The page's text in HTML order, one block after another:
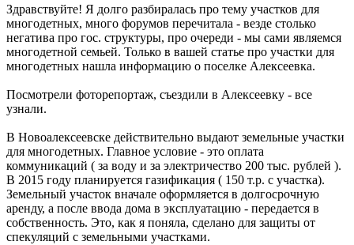
Здравствуйте! Я долго разбиралась про тему участков для
многодетных, много форумов перечитала - везде столько
негатива про гос. структуры, про очереди - мы сами являемся
многодетной семьей. Только в вашей статье про участки для
многодетных нашла информацию о поселке Алексеевка.
Посмотрели фоторепортаж, съездили в Алексеевку - все
узнали.
В Новоалексеевске действительно выдают земельные участки
для многодетных. Главное условие - это оплата
коммуникаций ( за воду и за электричество 200 тыс. рублей ).
В 2015 году планируется газификация ( 150 т.р. с участка).
Земельный участок вначале оформляется в долгосрочную
аренду, а после ввода дома в эксплуатацию - передается в
собственность. Это, как я поняла, сделано для защиты от
спекуляций с земельными участками.